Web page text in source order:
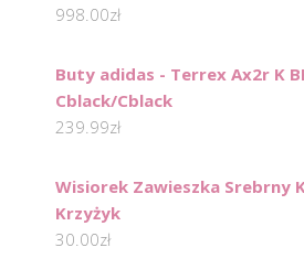
998.00zł
Buty adidas - Terrex Ax2r K
Cblack/Cblack
239.99zł
Wisiorek Zawieszka Srebrny
Krzyżyk
30.00zł